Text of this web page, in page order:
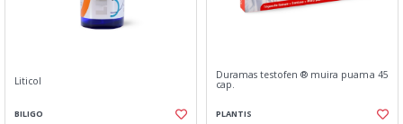
Liticol
BILIGO
Duramas testofen ® muira puama 45
cap.
PLANTIS